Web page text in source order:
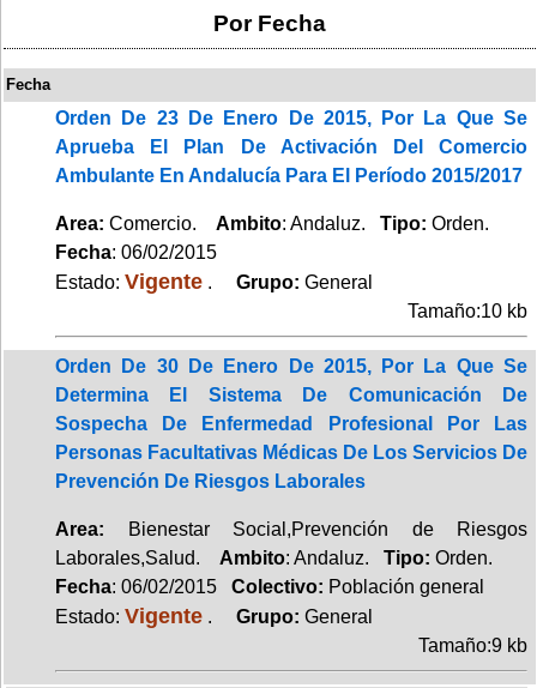
Por Fecha
Fecha
Orden De 23 De Enero De 2015, Por La Que Se
Aprueba El Plan De Activación Del Comercio
Ambulante En Andalucía Para El Período 2015/2017
Area: Comercio. Ambito: Andaluz. Tipo: Orden.
Fecha: 06/02/2015
Estado: Vigente . Grupo: General
Tamaño:10 kb
Orden De 30 De Enero De 2015, Por La Que Se
Determina El Sistema De Comunicación De
Sospecha De Enfermedad Profesional Por Las
Personas Facultativas Médicas De Los Servicios De
Prevención De Riesgos Laborales
Area: Bienestar Social,Prevención de Riesgos
Laborales,Salud. Ambito: Andaluz. Tipo: Orden.
Fecha: 06/02/2015 Colectivo: Población general
Estado: Vigente . Grupo: General
Tamaño:9 kb